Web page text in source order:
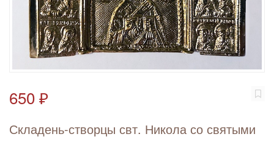
650 ₽
Складень-створцы свт. Никола со святыми